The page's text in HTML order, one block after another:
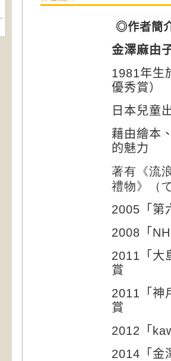
◎作者簡
金澤麻由
1981年生
優秀賞）
日本兒童
藉由繪本
的魅力
著有《流
禮物》（
2005 「第
2008 「
2011 「
賞
2011 「
賞
2012 「
2014 「